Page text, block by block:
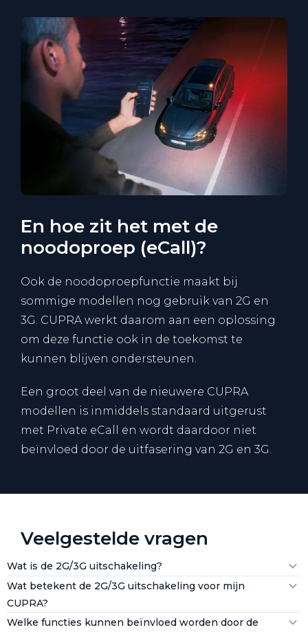
En hoe zit het met de
noodoproep (eCall)?
Ook de noodoproepfunctie maakt bij
sommige modellen nog gebruik van 2G en
3G. CUPRA werkt daarom aan een oplossing
om deze functie ook in de toekomst te
kunnen blijven ondersteunen.
Een groot deel van de nieuwere CUPRA
modellen is inmiddels standaard uitgerust
met Private eCall en wordt daardoor niet
beïnvloed door de uitfasering van 2G en 3G.
Veelgestelde vragen
Wat is de 2G/3G uitschakeling?
Wat betekent de 2G/3G uitschakeling voor mijn
CUPRA?
Welke functies kunnen beïnvloed worden door de